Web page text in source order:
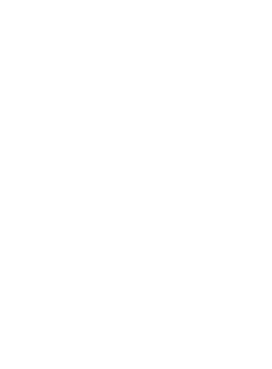
Der
Internetseite. Darüber
von Fahrzeugen
betreiben.